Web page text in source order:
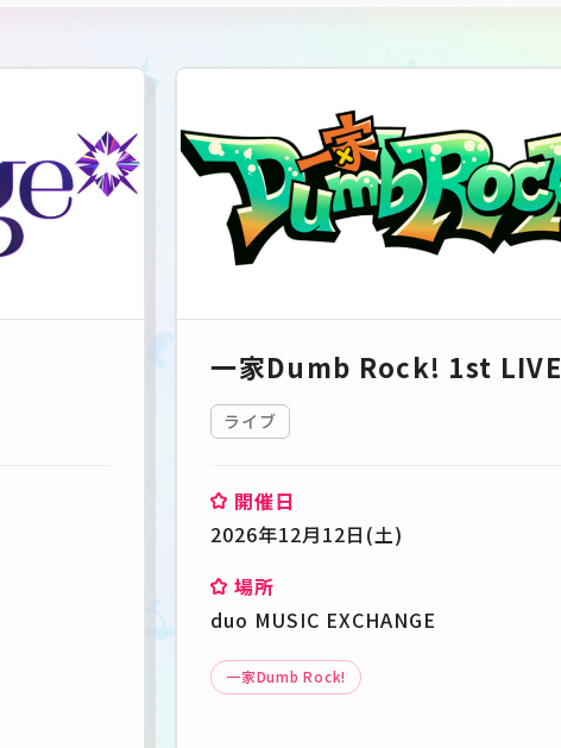
一家Dumb Rock! 1st LIVE
ライブ
開催日
2026年12月12日(土)
場所
duo MUSIC EXCHANGE
一家Dumb Rock!